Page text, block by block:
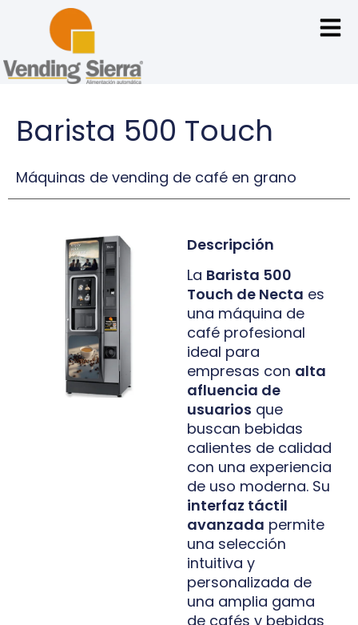
Barista 500 Touch
Máquinas de vending de café en grano
Descripción
La Barista 500
Touch de Necta es
una máquina de
café profesional
ideal para
empresas con alta
afluencia de
usuarios que
buscan bebidas
calientes de calidad
con una experiencia
de uso moderna. Su
interfaz táctil
avanzada permite
una selección
intuitiva y
personalizada de
una amplia gama
de cafés y bebidas